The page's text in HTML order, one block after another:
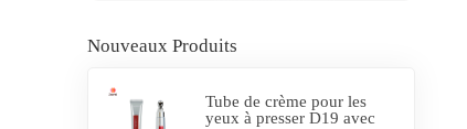
Nouveaux Produits
Tube de crème pour les
yeux à presser D19 avec